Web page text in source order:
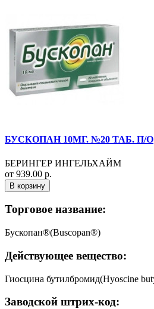
БУСКОПАН 10МГ. №20 ТАБ. П/О
БЕРИНГЕР ИНГЕЛЬХАЙМ
от 939.00 р.
В корзину
Торговое название:
Бускопан®(Buscopan®)
Действующее вещество:
Гиосцина бутилбромид(Hyoscine
Заводской штрих-код: